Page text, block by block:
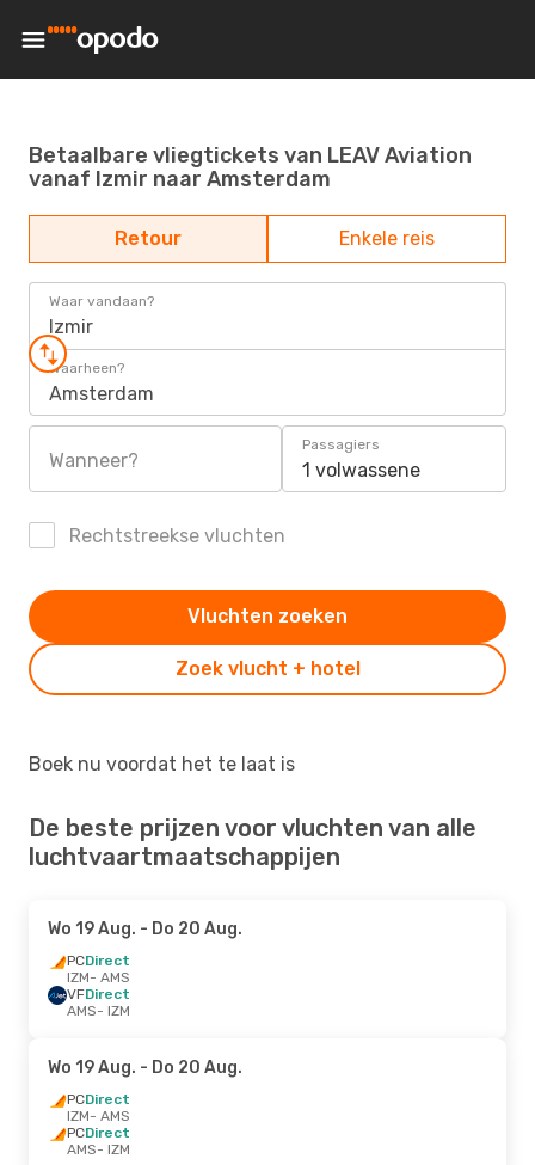
Betaalbare vliegtickets van LEAV Aviation
vanaf Izmir naar Amsterdam
Retour Enkele reis
Waar vandaan?
Izmir
Waarheen?
Amsterdam
Wanneer?
Passagiers
1 volwassene
Rechtstreekse vluchten
Zoek vlucht + hotel
Vluchten zoeken
Boek nu voordat het te laat is
De beste prijzen voor vluchten van alle
luchtvaartmaatschappijen
Wo 19 Aug. - Do 20 Aug.
PCDirect
IZM- AMS
VFDirect
AMS- IZM
Wo 19 Aug. - Do 20 Aug.
PCDirect
IZM- AMS
PCDirect
AMS- IZM